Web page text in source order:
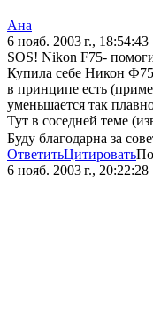
Ана
6 нояб. 2003 г., 18:54:43
SOS! Nikon F75-
Купила себе Никон Ф75
в принципе есть
уменьшается так
Тут в соседней теме
Буду благодарна за
ОтветитьЦитировать
6 нояб. 2003 г., 20:22:28